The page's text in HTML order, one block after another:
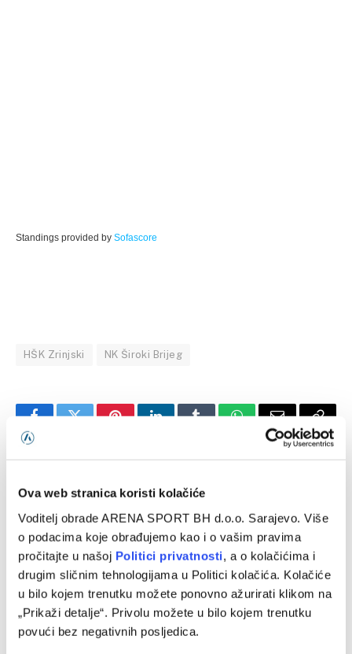
Ova web stranica koristi kolačiće
Voditelj obrade ARENA SPORT BH d.o.o. Sarajevo. Više
o podacima koje obrađujemo kao i o vašim pravima
pročitajte u našoj Politici privatnosti, a o kolačićima i
drugim sličnim tehnologijama u Politici kolačića. Kolačiće
u bilo kojem trenutku možete ponovno ažurirati klikom na
„Prikaži detalje“. Privolu možete u bilo kojem trenutku
povući bez negativnih posljedica.
Standings provided by Sofascore
HŠK Zrinjski NK Široki Brijeg
WhatsApp
Email Copy
ubjedljivom pobjedom
otvorila seriju protiv Mege
istanbulskoj drami,
‘majstorica’ odlučuje o
polufinalisti Eurolige
SLIČNE OBJAVE